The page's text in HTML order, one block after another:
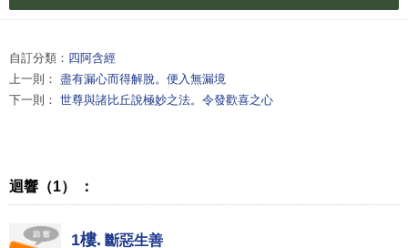
自訂分類： 四阿含經
上一則： 盡有漏心而得解脫。便入無漏境
下一則： 世尊與諸比丘說極妙之法。令發歡喜之心
迴響（1） ：
1樓. 斷惡生善